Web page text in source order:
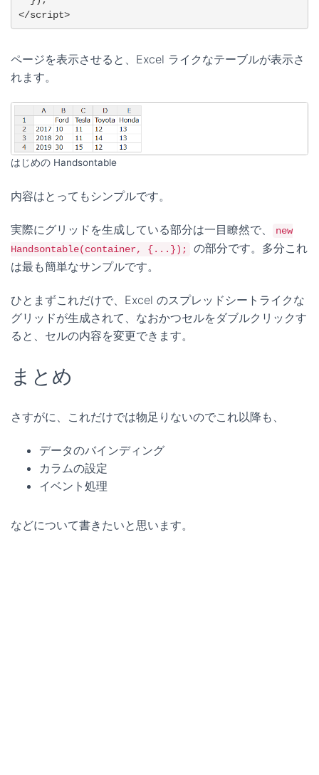
</script>
ページを表示させると、Excel ライクなテーブルが表示さ
れます。
はじめの Handsontable
内容はとってもシンプルです。
実際にグリッドを生成している部分は一目瞭然で、
new
Handsontable(container, {...});
の部分です。多分これ
は最も簡単なサンプルです。
ひとまずこれだけで、Excel のスプレッドシートライクな
グリッドが生成されて、なおかつセルをダブルクリックす
ると、セルの内容を変更できます。
まとめ
さすがに、これだけでは物足りないのでこれ以降も、
データのバインディング
カラムの設定
イベント処理
などについて書きたいと思います。